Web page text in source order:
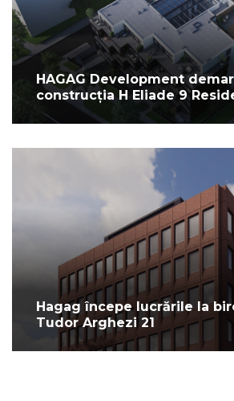
HAGAG Development
construcția H Eliade 9
Hagag începe lucrările la
Tudor Arghezi 21